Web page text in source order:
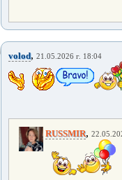
volod, 21.05.2026 г. 18:04
RUSSMIR,